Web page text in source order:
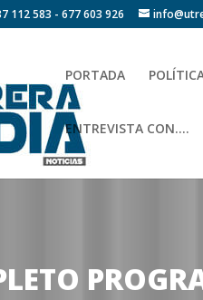
112 583 - 677 603 926
PORTADA
ENTREVISTA CON….